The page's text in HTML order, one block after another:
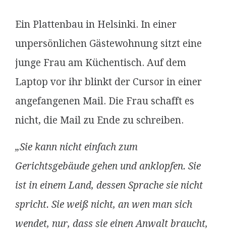
Ein Plattenbau in Helsinki. In einer
unpersönlichen Gästewohnung sitzt eine
junge Frau am Küchentisch. Auf dem
Laptop vor ihr blinkt der Cursor in einer
angefangenen Mail. Die Frau schafft es
nicht, die Mail zu Ende zu schreiben.
„Sie kann nicht einfach zum
Gerichtsgebäude gehen und anklopfen. Sie
ist in einem Land, dessen Sprache sie nicht
spricht. Sie weiß nicht, an wen man sich
wendet, nur, dass sie einen Anwalt braucht,